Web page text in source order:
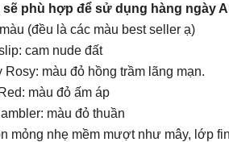
sẽ phù hợp để sử dụng hàng ngày
(đều là các màu best seller ạ)
cam nude đất
Rosy: màu đỏ hồng trầm lãng mạn.
màu đỏ ấm áp
màu đỏ thuần
mỏng nhẹ mềm mượt như mây, lớp